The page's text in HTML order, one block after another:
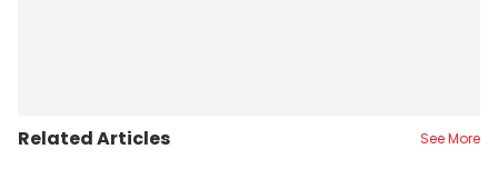
Related Articles See More